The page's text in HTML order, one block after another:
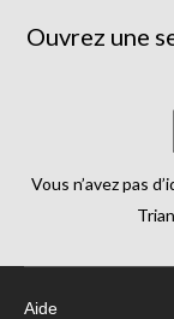
Ouvrez une
Vous n’avez pas
Aide